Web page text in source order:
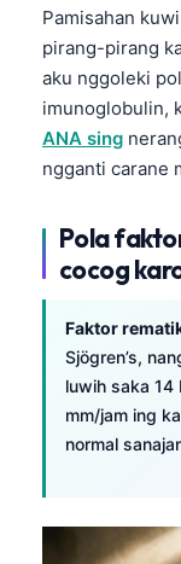
Pamisahan
pirang-pirang
aku nggoleki
imunoglobulin,
ANA sing
ngganti carane
Pola
cocog
Faktor
Sjögren’s,
luwih saka 14
mm/jam ing
normal